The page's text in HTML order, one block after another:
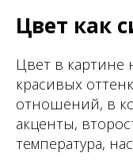
Цвет как
Цвет в картине
красивых
отношений, в
акценты,
температура,